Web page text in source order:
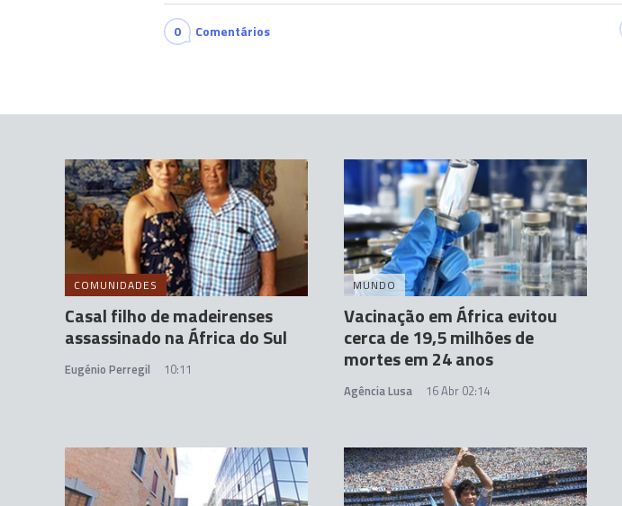
0 Comentários
COMUNIDADES
Casal filho de madeirenses
assassinado na África do Sul
Eugénio Perregil 10:11
MUNDO
Vacinação em África evitou
cerca de 19,5 milhões de
mortes em 24 anos
Agência Lusa 16 Abr 02:14